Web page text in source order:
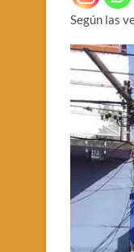
Según las